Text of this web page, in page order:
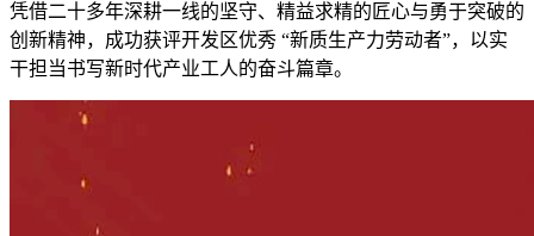
凭借二十多年深耕一线的坚守、精益求精的匠心与勇于突破的
创新精神，成功获评开发区优秀 “新质生产力劳动者”，以实
干担当书写新时代产业工人的奋斗篇章。